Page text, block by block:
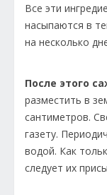
Все эти
насыпаются в
на несколько
После этого
разместить в
сантиметров.
газету.
водой. Как
следует их